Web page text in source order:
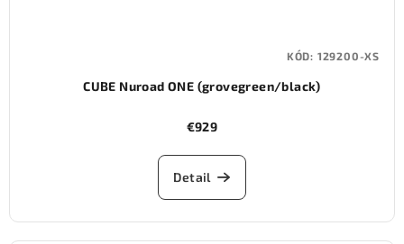
CUBE Nuroad ONE (grovegreen/black)
€929
Detail
KÓD: 129200-XS